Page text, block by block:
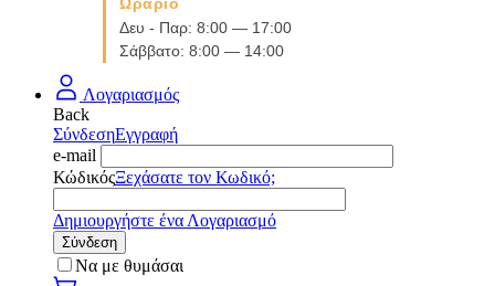
Δευ - Παρ: 8:00 — 17:00
Σάββατο: 8:00 — 14:00
Λογαριασμός
Back
ΣύνδεσηΕγγραφή
e-mail
ΚώδικόςΞεχάσατε τον Κωδικό;
Δημιουργήστε ένα Λογαριασμό
Σύνδεση
Να με θυμάσαι